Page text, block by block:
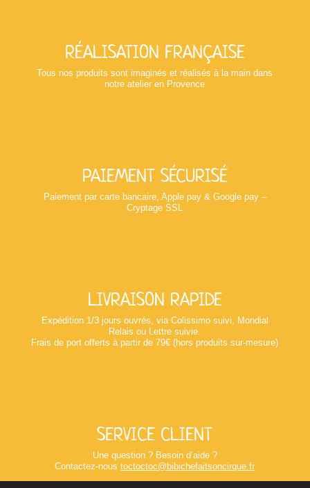
RÉALISATION FRANÇAISE
Tous nos produits sont imaginés et réalisés à la main dans
notre atelier en Provence
PAIEMENT SÉCURISÉ
Paiement par carte bancaire, Apple pay & Google pay –
Cryptage SSL
LIVRAISON RAPIDE
Expédition 1/3 jours ouvrés, via Colissimo suivi, Mondial
Relais ou Lettre suivie.
Frais de port offerts à partir de 79€ (hors produits sur-mesure)
SERVICE CLIENT
Une question ? Besoin d’aide ?
Contactez-noustoctoctoc@bibichefaitsoncirque.fr